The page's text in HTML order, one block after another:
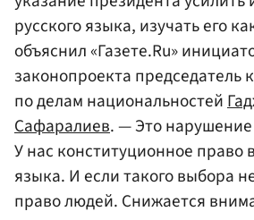
русского языка, изучать его
объяснил «Газете.Ru»
законопроекта председатель
по делам национальностей
Сафаралиев. — Это
У нас конституционное право
языка. И если такого выбора
право людей. Снижается